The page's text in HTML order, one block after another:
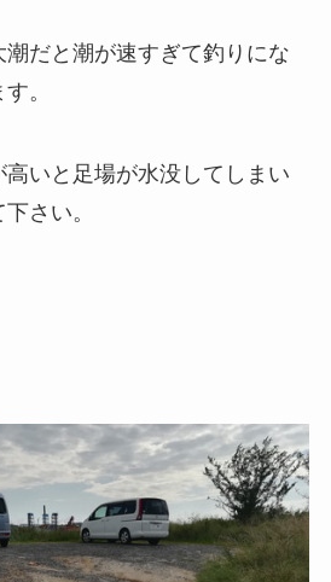
潮だと潮が速すぎて釣りにな
。
いと足場が水没してしまい
下さい。